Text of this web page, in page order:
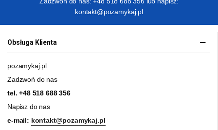
kontakt@pozamykaj.pl
Obsługa Klienta
pozamykaj.pl
Zadzwoń do nas
tel.+48 518 688 356
Napisz do nas
e-mail: kontakt@pozamykaj.pl